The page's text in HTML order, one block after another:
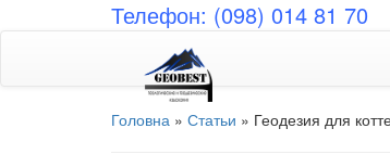
Телефон: (098) 014 81 70
Головна » Статьи » Геодезия для